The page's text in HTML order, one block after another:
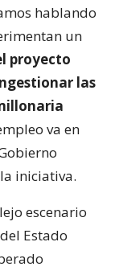
hablando
un
proyecto
las
va en
iniciativa.
escenario
Estado